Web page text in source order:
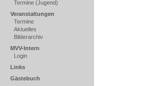
Termine (Jugend)
Veranstaltungen
Termine
Aktuelles
Bilderarchiv
MVV-Intern
Login
Links
Gästebuch